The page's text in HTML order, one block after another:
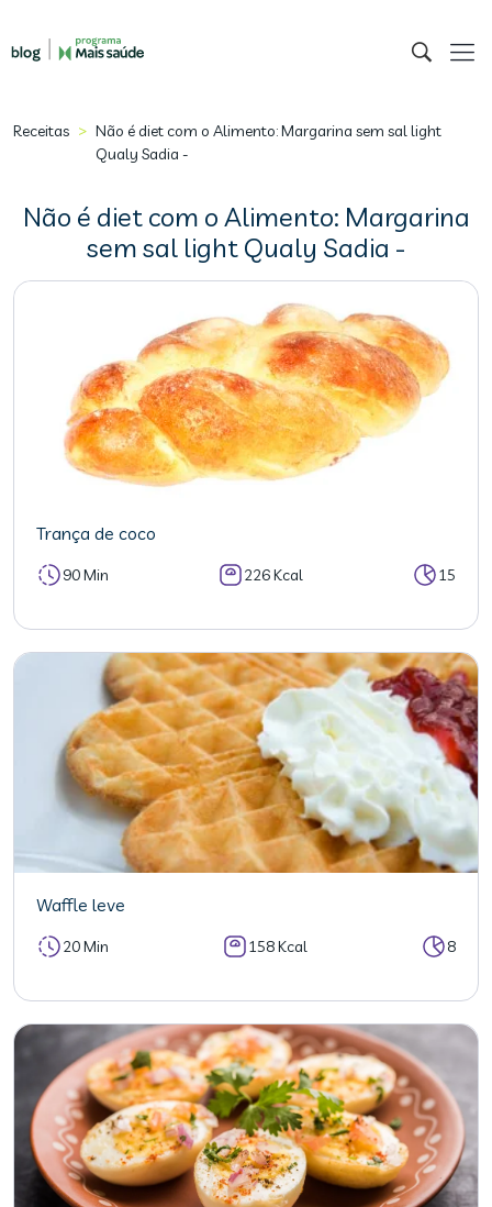
Receitas > Não é diet com o Alimento: Margarina sem sal light
Qualy Sadia -
Não é diet com o Alimento: Margarina
sem sal light Qualy Sadia -
Trança de coco
90 Min 226 Kcal 15
Waffle leve
20 Min 158 Kcal 8